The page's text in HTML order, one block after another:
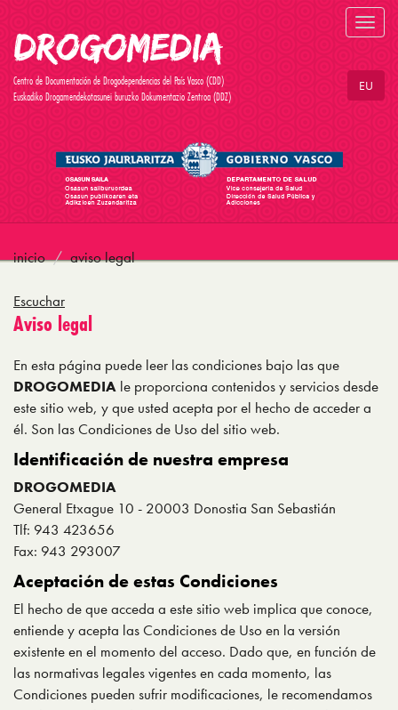
Centro de Documentación de Drogodependencias del País Vasco (CDD)
Euskadiko Drogamendekotasunei buruzko Dokumentazio Zentroa (DDZ)
EU
inicio aviso legal
Escuchar
Aviso legal
En esta página puede leer las condiciones bajo las que
DROGOMEDIA le proporciona contenidos y servicios desde
este sitio web, y que usted acepta por el hecho de acceder a
él. Son las Condiciones de Uso del sitio web.
Identificación de nuestra empresa
DROGOMEDIA
General Etxague 10 - 20003 Donostia San Sebastián
Tlf: 943 423656
Fax: 943 293007
Aceptación de estas Condiciones
El hecho de que acceda a este sitio web implica que conoce,
entiende y acepta las Condiciones de Uso en la versión
existente en el momento del acceso. Dado que, en función de
las normativas legales vigentes en cada momento, las
Condiciones pueden sufrir modificaciones, le recomendamos